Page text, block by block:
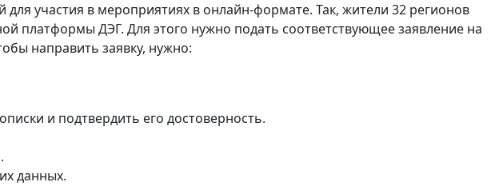
для участия в мероприятиях в онлайн-формате. Так, жители 32 регионов
платформы ДЭГ. Для этого нужно подать соответствующее заявление на
направить заявку, нужно:
и подтвердить его достоверность.
данных.